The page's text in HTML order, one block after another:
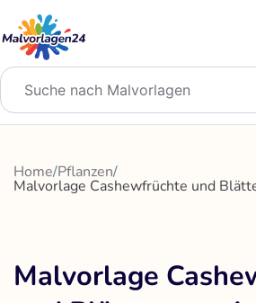
Inhalt
springen
Home/Pflanzen/
Malvorlage Cashewfrüchte und
Malvorlage